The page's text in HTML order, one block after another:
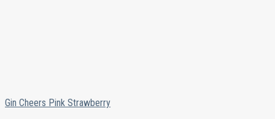
Gin Cheers Pink Strawberry